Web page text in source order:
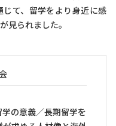
て、留学をより身近に感
見られました。
の意義／長期留学を